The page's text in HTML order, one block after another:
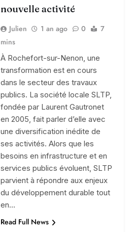
nouvelle activité
Julien 1 an ago 0
7
mins
À Rochefort-sur-Nenon, une
transformation est en cours
dans le secteur des travaux
publics. La société locale SLTP,
fondée par Laurent Gautronet
en 2005, fait parler d’elle avec
une diversification inédite de
ses activités. Alors que les
besoins en infrastructure et en
services publics évoluent, SLTP
parvient à répondre aux enjeux
du développement durable tout
en…
Read Full News